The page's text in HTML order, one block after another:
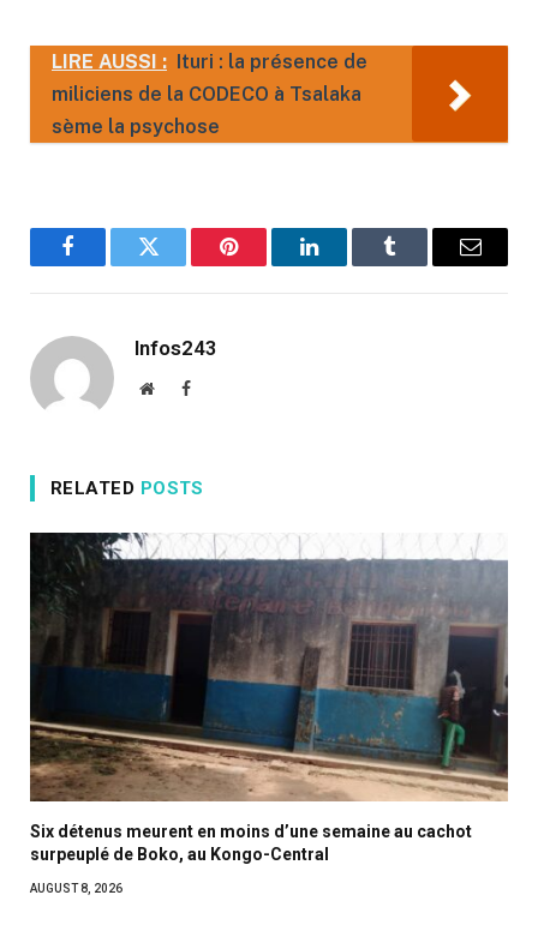
LIRE AUSSI : Ituri : la présence de
miliciens de la CODECO à Tsalaka
sème la psychose
FacebookTwitter Pinterest LinkedInTumblr Email
Infos243
WebsiteFacebook
RELATED POSTS
Six détenus meurent en moins d’une semaine au cachot
surpeuplé de Boko, au Kongo-Central
AUGUST 8, 2026